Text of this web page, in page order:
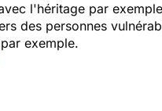
l'héritage par
des personnes
exemple.